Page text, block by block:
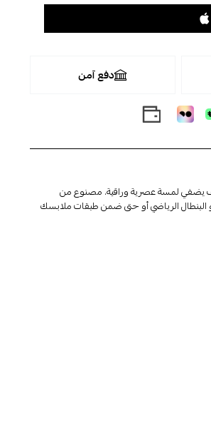
دفع آمن
يضفي لمسة عصرية وراقية. مصنوع من
البنطال الرياضي أو حتى ضمن طبقات ملابسك